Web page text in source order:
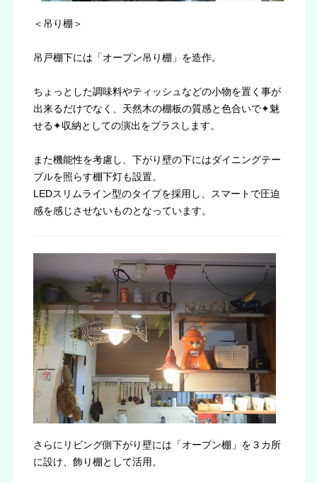
＜吊り棚＞
吊戸棚下には「オープン吊り棚」を造作。
ちょっとした調味料やティッシュなどの小物を置く事が
出来るだけでなく、天然木の棚板の質感と色合いで✦魅
せる✦収納としての演出をプラスします。
また機能性を考慮し、下がり壁の下にはダイニングテー
ブルを照らす棚下灯も設置。
LEDスリムライン型のタイプを採用し、スマートで圧迫
感を感じさせないものとなっています。
さらにリビング側下がり壁には「オープン棚」を３カ所
に設け、飾り棚として活用。